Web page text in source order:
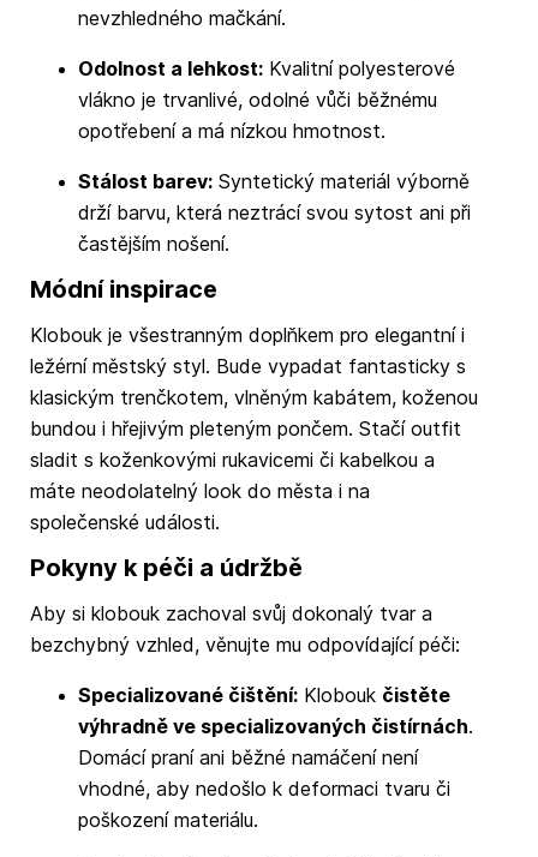
nevzhledného mačkání.
Odolnost a lehkost:Kvalitní polyesterové
vlákno je trvanlivé, odolné vůči běžnému
opotřebení a má nízkou hmotnost.
Stálost barev:Syntetický materiál výborně
drží barvu, která neztrácí svou sytost ani při
častějším nošení.
Módní inspirace
Klobouk je všestranným doplňkem pro elegantní i
ležérní městský styl. Bude vypadat fantasticky s
klasickým trenčkotem, vlněným kabátem, koženou
bundou i hřejivým pleteným pončem. Stačí outfit
sladit s koženkovými rukavicemi či kabelkou a
máte neodolatelný look do města i na
společenské události.
Pokyny k péči a údržbě
Aby si klobouk zachoval svůj dokonalý tvar a
bezchybný vzhled, věnujte mu odpovídající péči:
Specializované čištění:Klobouk čistěte
výhradně ve specializovaných čistírnách.
Domácí praní ani běžné namáčení není
vhodné, aby nedošlo k deformaci tvaru či
poškození materiálu.